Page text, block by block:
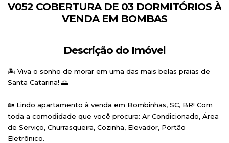
V052 COBERTURA DE 03 DORMITÓRIOS À
VENDA EM BOMBAS
Descrição do Imóvel
🏝️ Viva o sonho de morar em uma das mais belas praias de
Santa Catarina! 🌅
🏡 Lindo apartamento à venda em Bombinhas, SC, BR! Com
toda a comodidade que você procura: Ar Condicionado, Área
de Serviço, Churrasqueira, Cozinha, Elevador, Portão
Eletrônico.